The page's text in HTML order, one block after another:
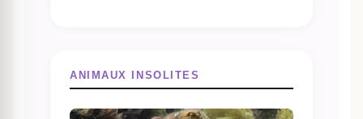
ANIMAUX INSOLITES